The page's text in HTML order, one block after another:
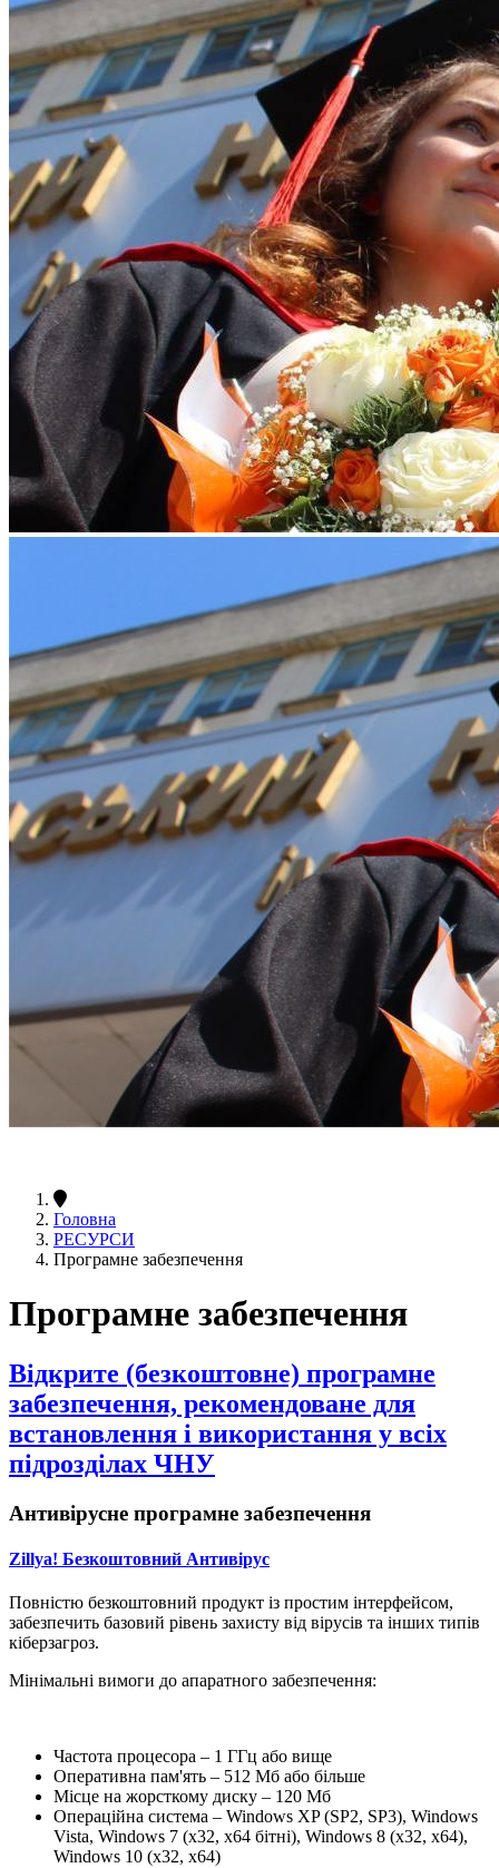
Головна
РЕСУРСИ
Програмне забезпечення
Програмне забезпечення
Відкрите (безкоштовне) програмне
забезпечення, рекомендоване для
встановлення і використання у всіх
підрозділах ЧНУ
Антивірусне програмне забезпечення
Zillya! Безкоштовний Антивірус
Повністю безкоштовний продукт із простим інтерфейсом,
забезпечить базовий рівень захисту від вірусів та інших типів
кіберзагроз.
Мінімальні вимоги до апаратного забезпечення:
Частота процесора – 1 ГГц або вище
Оперативна пам'ять – 512 Мб або більше
Місце на жорсткому диску – 120 Мб
Операційна система – Windows XP (SP2, SP3), Windows
Vista, Windows 7 (x32, x64 бітні), Windows 8 (x32, x64),
Windows 10 (x32, x64)